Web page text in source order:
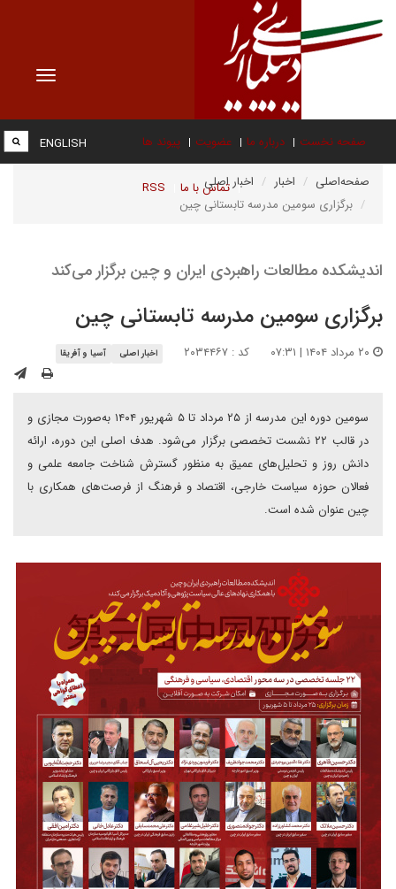
Toggle
صفحه نخست درباره ما عضویت پیوند ها
تماس با ما RSS
ENGLISH
صفحه‌اصلی اخبار
اخبار اصلی
برگزاری سومین مدرسه تابستانی چین
اندیشکده مطالعات راهبردی ایران و چین برگزار می‌کند
برگزاری سومین مدرسه تابستانی چین
کد : ۲۰۳۴۴۶۷ اخبار اصلی آسیا و آفریقا
سومین دوره این مدرسه از ۲۵ مرداد تا ۵ شهریور ۱۴۰۴ به‌صورت مجازی و
در قالب ۲۲ نشست تخصصی برگزار می‌شود. هدف اصلی این دوره، ارائه
دانش روز و تحلیل‌های عمیق به منظور گسترش شناخت جامعه علمی و
فعالان حوزه سیاست خارجی، اقتصاد و فرهنگ از فرصت‌های همکاری با
چین عنوان شده است.